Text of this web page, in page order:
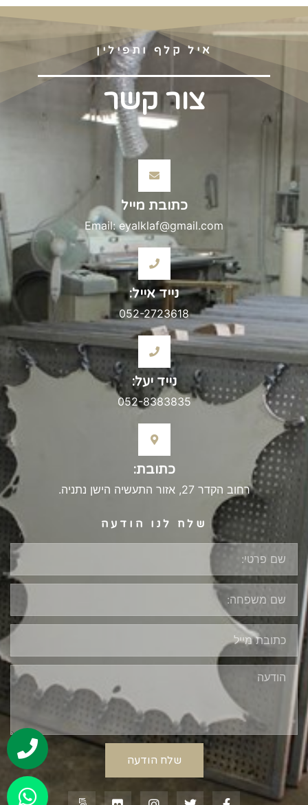
איל קלף ותפילין
צור קשר
כתובת מייל
Email: eyalklaf@gmail.com
נייד אייל:
052-2723618
נייד יעל:
052-8383835
כתובת:
רחוב הקדר 27, אזור התעשיה הישן נתניה.
שלח לנו הודעה
שלח הודעה